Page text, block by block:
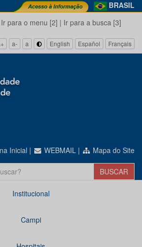
BRASIL
Ir para o menu [2] | Ir para a busca [3]
a- a English Español Français
Inicial | WEBMAIL | Mapa do Site
Institucional
Campi